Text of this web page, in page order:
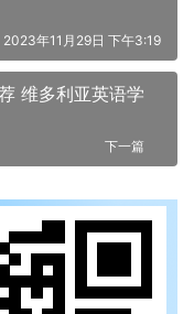
2023年11月29日 下午3:19
维多利亚英语学
下一篇